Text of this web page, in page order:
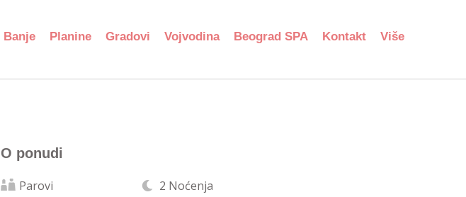
Banje Planine Gradovi Vojvodina Beograd SPA Kontakt Više
O ponudi
Parovi 2 Noćenja